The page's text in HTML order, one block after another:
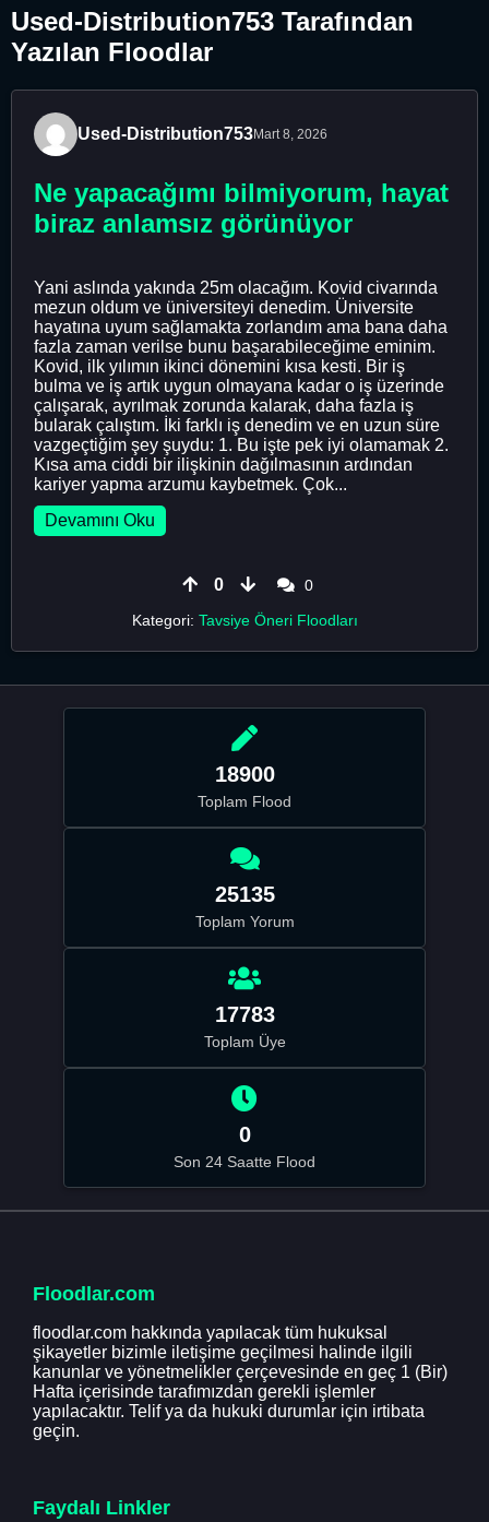
Used-Distribution753 Tarafından
Yazılan Floodlar
Used-Distribution753Mart 8, 2026
Ne yapacağımı bilmiyorum, hayat
biraz anlamsız görünüyor
Yani aslında yakında 25m olacağım. Kovid civarında
mezun oldum ve üniversiteyi denedim. Üniversite
hayatına uyum sağlamakta zorlandım ama bana daha
fazla zaman verilse bunu başarabileceğime eminim.
Kovid, ilk yılımın ikinci dönemini kısa kesti. Bir iş
bulma ve iş artık uygun olmayana kadar o iş üzerinde
çalışarak, ayrılmak zorunda kalarak, daha fazla iş
bularak çalıştım. İki farklı iş denedim ve en uzun süre
vazgeçtiğim şey şuydu: 1. Bu işte pek iyi olamamak 2.
Kısa ama ciddi bir ilişkinin dağılmasının ardından
kariyer yapma arzumu kaybetmek. Çok...
Devamını Oku
0
0
Kategori: Tavsiye Öneri Floodları
18900
Toplam Flood
25135
Toplam Yorum
17783
Toplam Üye
0
Son 24 Saatte Flood
Floodlar.com
floodlar.com hakkında yapılacak tüm hukuksal
şikayetler bizimle iletişime geçilmesi halinde ilgili
kanunlar ve yönetmelikler çerçevesinde en geç 1 (Bir)
Hafta içerisinde tarafımızdan gerekli işlemler
yapılacaktır. Telif ya da hukuki durumlar için irtibata
geçin.
Faydalı Linkler